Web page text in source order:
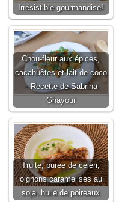
Irrésistible gourmandise!
Chou-fleur aux épices,
cacahuètes et lait de coco
– Recette de Sabrina
Ghayour
Truite, purée de céleri,
oignons caramélisés au
soja, huile de poireaux